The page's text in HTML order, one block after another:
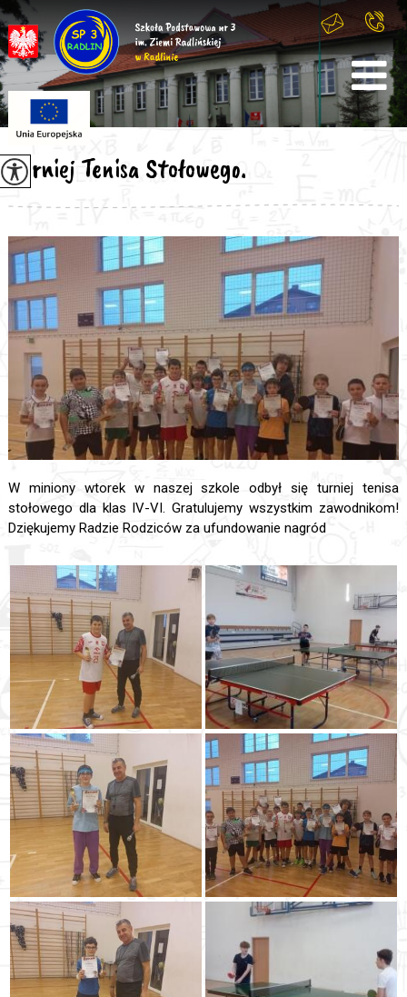
Turniej Tenisa Stołowego.
W miniony wtorek w naszej szkole odbył się turniej tenisa
stołowego dla klas IV-VI. Gratulujemy wszystkim zawodnikom!
Dziękujemy Radzie Rodziców za ufundowanie nagród